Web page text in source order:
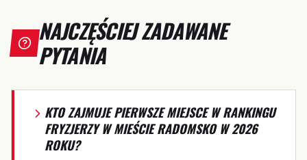
NAJCZĘŚCIEJ ZADAWANE
PYTANIA
KTO ZAJMUJE PIERWSZE MIEJSCE W RANKINGU
FRYZJERZY W MIEŚCIE RADOMSKO W 2026
ROKU?